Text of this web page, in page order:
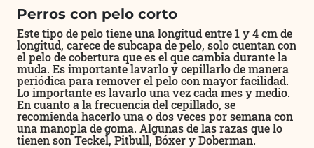
Perros con pelo corto
Este tipo de pelo tiene una longitud entre 1 y 4 cm de
longitud, carece de subcapa de pelo, solo cuentan con
el pelo de cobertura que es el que cambia durante la
muda. Es importante lavarlo y cepillarlo de manera
periódica para remover el pelo con mayor facilidad.
Lo importante es lavarlo una vez cada mes y medio.
En cuanto a la frecuencia del cepillado, se
recomienda hacerlo una o dos veces por semana con
una manopla de goma. Algunas de las razas que lo
tienen son Teckel, Pitbull, Bóxer y Doberman.